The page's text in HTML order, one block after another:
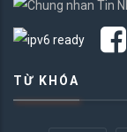
TỪ KHÓA